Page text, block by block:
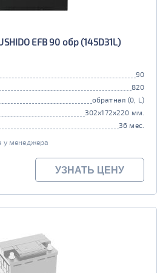
EFB 90 обр (145D31L)
90
820
обратная (0, L)
302x172x220 мм.
36 мес.
у менеджера
УЗНАТЬ ЦЕНУ